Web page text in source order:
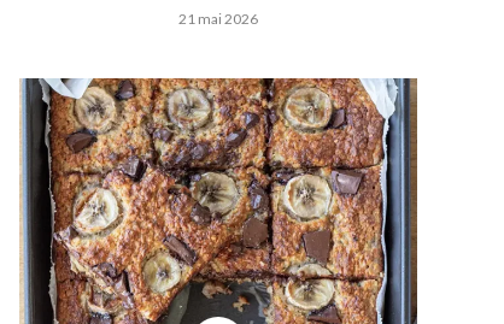
21 mai 2026